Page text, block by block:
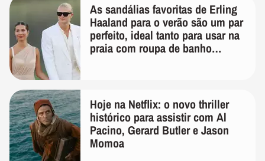
As sandálias favoritas de Erling
Haaland para o verão são um par
perfeito, ideal tanto para usar na
praia com roupa de banho
Hoje na Netflix: o novo thriller
histórico para assistir com Al
Pacino, Gerard Butler e Jason
Momoa